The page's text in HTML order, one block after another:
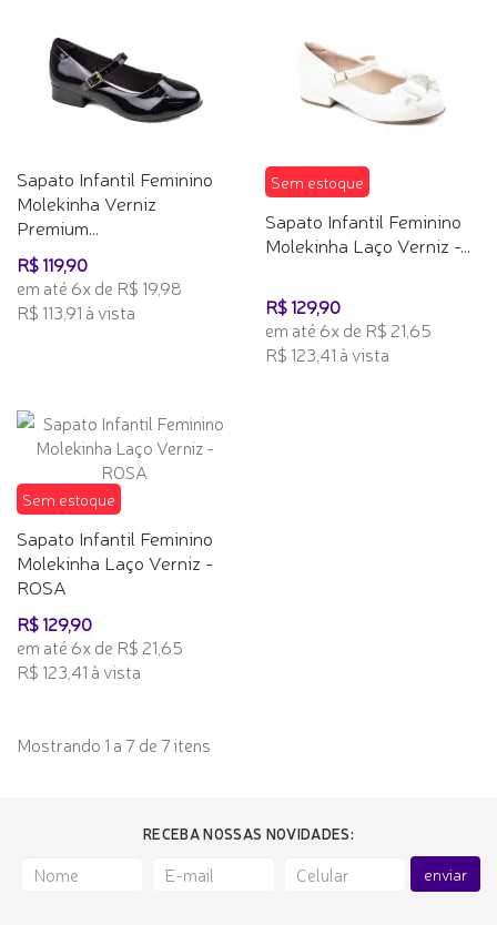
Sapato Infantil Feminino
Molekinha Verniz
Premium...
R$ 119,90
em até 6x de R$ 19,98
R$ 113,91 à vista
Sem estoque
Sapato Infantil Feminino
Molekinha Laço Verniz -...
R$ 129,90
em até 6x de R$ 21,65
R$ 123,41 à vista
Sem estoque
Sapato Infantil Feminino
Molekinha Laço Verniz -
ROSA
R$ 129,90
em até 6x de R$ 21,65
R$ 123,41 à vista
Mostrando 1 a 7 de 7 itens
RECEBA NOSSAS NOVIDADES:
enviar